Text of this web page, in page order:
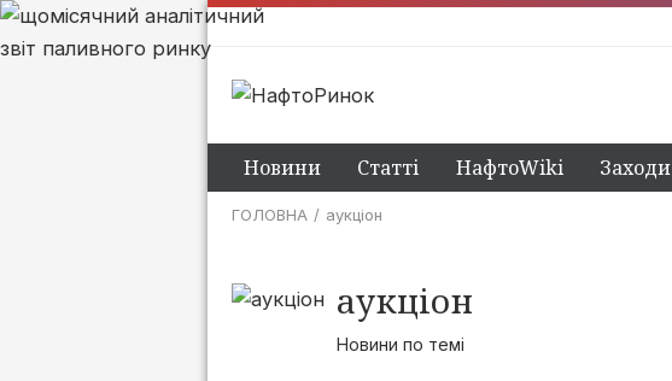
Новини Статті НафтоWiki Заходи
ГОЛОВНА аукціон
аукціон
Новини по темі